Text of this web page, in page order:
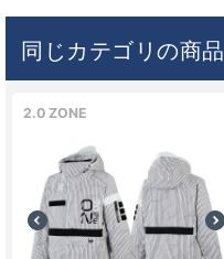
同じカテゴリの商品
2.0 ZONE